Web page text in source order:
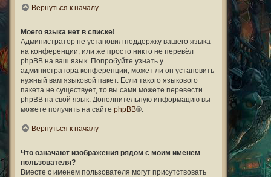
Вернуться к началу
Моего языка нет в списке!
Администратор не установил поддержку вашего языка
на конференции, или же просто никто не перевёл
phpBB на ваш язык. Попробуйте узнать у
администратора конференции, может ли он установить
нужный вам языковой пакет. Если такого языкового
пакета не существует, то вы сами можете перевести
phpBB на свой язык. Дополнительную информацию вы
можете получить на сайте phpBB®.
Вернуться к началу
Что означают изображения рядом с моим именем
пользователя?
Вместе с именем пользователя могут присутствовать